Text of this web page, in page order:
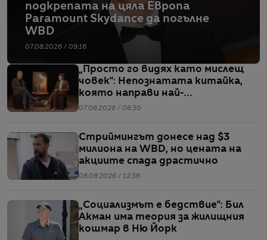
подкрепата на цяла Европа
Paramount Skydance да погълне
WBD
07.08.2026 / 09:16
„Просто го видях като мислещ
човек“: Непознатата китайка,
която направи най-
коментираното интервю с
07.08.2026 / 08:30
Стриймингът донесе над $3
милиона на WBD, но цената на
акциите спада драстично
06.08.2026 / 12:36
„Социализмът е бедствие“: Бил
Акман има теория за жилищния
кошмар в Ню Йорк